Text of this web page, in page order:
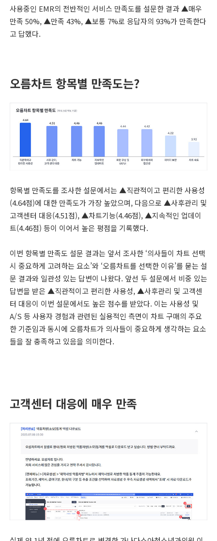
사용중인 EMR의 전반적인 서비스 만족도를 설문한 결과 ▲매우
만족 50%, ▲만족 43%, ▲보통 7%로 응답자의 93%가 만족한다
고 답했다.
오름차트 항목별 만족도는?
항목별 만족도를 조사한 설문에서는 ▲직관적이고 편리한 사용성
(4.64점)에 대한 만족도가 가장 높았으며, 다음으로 ▲사후관리 및
고객센터 대응(4.51점), ▲차트기능(4.46점), ▲지속적인 업데이
트(4.46점) 등이 이어서 높은 평점을 기록했다.
이번 항목별 만족도 설문 결과는 앞서 조사한 ‘의사들이 차트 선택
시 중요하게 고려하는 요소’와 ‘오름차트를 선택한 이유’를 묻는 설
문 결과와 일관성 있는 답변이 나왔다. 앞선 두 설문에서 비중 있는
답변을 받은 ▲직관적이고 편리한 사용성, ▲사후관리 및 고객센
터 대응이 이번 설문에서도 높은 점수를 받았다. 이는 사용성 및
A/S 등 사용자 경험과 관련된 실용적인 측면이 차트 구매의 주요
한 기준임과 동시에 오름차트가 의사들이 중요하게 생각하는 요소
들을 잘 충족하고 있음을 의미한다.
고객센터 대응에 매우 만족